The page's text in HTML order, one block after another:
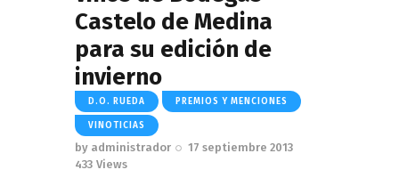
Castelo de Medina
para su edición de
invierno
D.O. RUEDA PREMIOS Y MENCIONES
VINOTICIAS
by administrador
17 septiembre 2013
433 Views